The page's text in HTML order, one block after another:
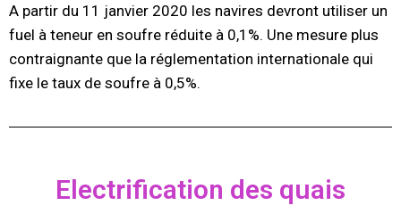
A partir du 11 janvier 2020 les navires devront utiliser un
fuel à teneur en soufre réduite à 0,1%. Une mesure plus
contraignante que la réglementation internationale qui
fixe le taux de soufre à 0,5%.
Electrification des quais